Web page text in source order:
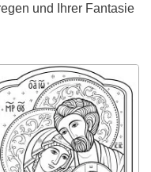
und Ihrer Fantasie